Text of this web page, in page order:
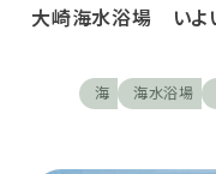
大崎海水浴場 い
海 海水浴場